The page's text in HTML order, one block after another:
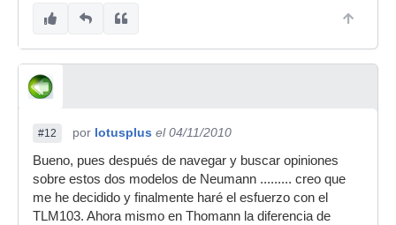
#12 por lotusplus el 04/11/2010
Bueno, pues después de navegar y buscar opiniones
sobre estos dos modelos de Neumann ......... creo que
me he decidido y finalmente haré el esfuerzo con el
TLM103. Ahora mismo en Thomann la diferencia de